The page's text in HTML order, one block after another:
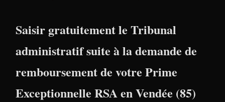
Saisir gratuitement le Tribunal
administratif suite à la demande de
remboursement de votre Prime
Exceptionnelle RSA en Vendée (85)